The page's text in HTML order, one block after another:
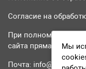
Согласие на
При полном или
сайта прямая
Почта: info@tvr24.tv
Мы